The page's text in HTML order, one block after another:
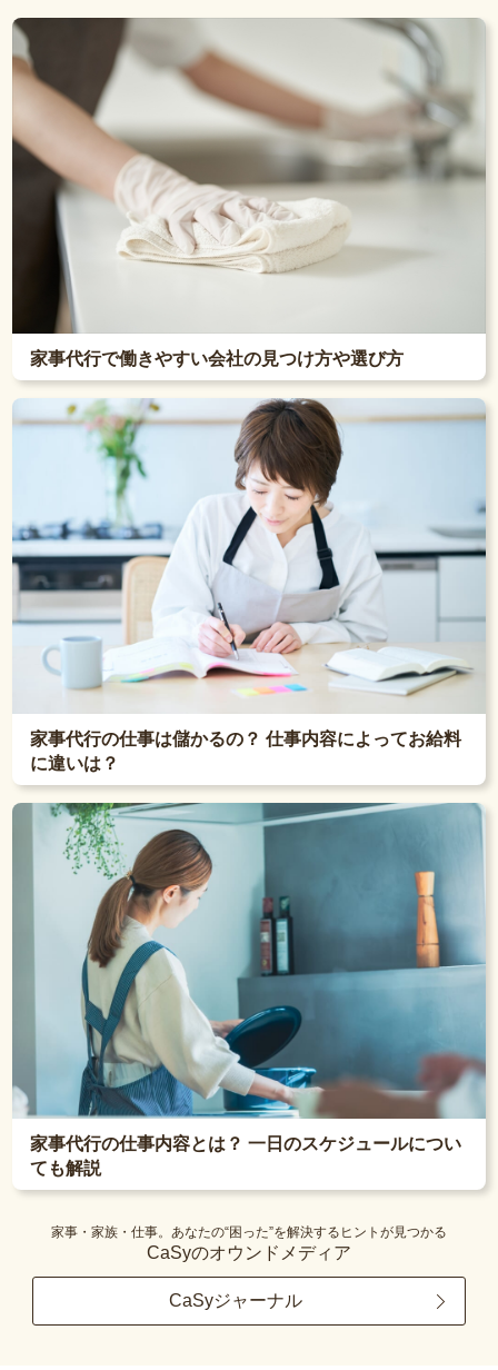
家事代行で働きやすい会社の見つけ方や選び方
家事代行の仕事は儲かるの？ 仕事内容によってお給料
に違いは？
家事代行の仕事内容とは？ 一日のスケジュールについ
ても解説
家事・家族・仕事。あなたの“困った”を解決するヒントが見つかる
CaSyのオウンドメディア
CaSyジャーナル